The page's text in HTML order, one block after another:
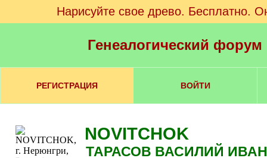
Нарисуйте свое древо. Бесплатно.
Генеалогический
РЕГИСТРАЦИЯ ВОЙТИ
NOVITCHOK
ТАРАСОВ ВАСИЛИЙ